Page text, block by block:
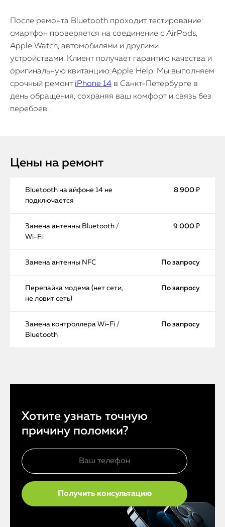
После ремонта Bluetooth проходит тестирование:
смартфон проверяется на соединение с AirPods,
Apple Watch, автомобилями и другими
устройствами. Клиент получает гарантию качества и
оригинальную квитанцию Apple Help. Мы выполняем
срочный ремонт iPhone 14 в Санкт-Петербурге в
день обращения, сохраняя ваш комфорт и связь без
перебоев.
Цены на ремонт
Bluetooth на айфоне 14 не
подключается
8 900 ₽
Замена антенны Bluetooth /
Wi-Fi
9 000 ₽
Замена антенны NFC По запросу
Перепайка модема (нет сети,
не ловит сеть)
По запросу
Замена контроллера Wi-Fi /
Bluetooth
По запросу
Хотите узнать точную
причину поломки?